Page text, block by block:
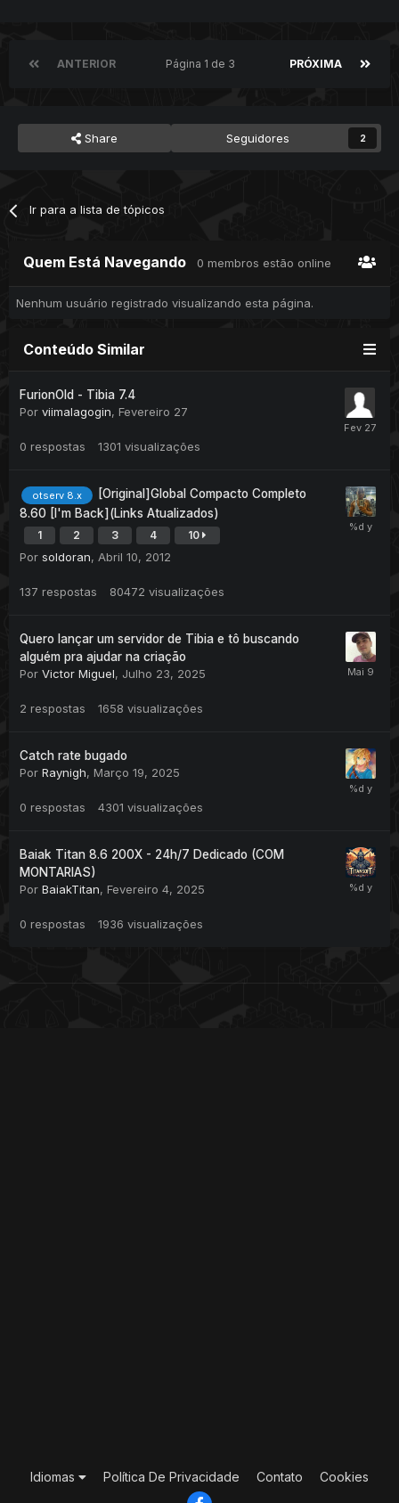
ANTERIOR PRÓXIMA
Página 1 de 3
Share Seguidores 2
Ir para a lista de tópicos
Quem Está Navegando 0 membros estão online
Nenhum usuário registrado visualizando esta página.
Conteúdo Similar
FurionOld - Tibia 7.4
Por viimalagogin, Fevereiro 27
0 respostas 1301 visualizações
otserv 8.x
[Original]Global Compacto Completo
8.60 [I'm Back](Links Atualizados)
1 2 3 4 10
Por soldoran, Abril 10, 2012
137 respostas 80472 visualizações
Quero lançar um servidor de Tibia e tô buscando
alguém pra ajudar na criação
Por Victor Miguel, Julho 23, 2025
2 respostas 1658 visualizações
Catch rate bugado
Por Raynigh, Março 19, 2025
0 respostas 4301 visualizações
Baiak Titan 8.6 200X - 24h/7 Dedicado (COM
MONTARIAS)
Por BaiakTitan, Fevereiro 4, 2025
0 respostas 1936 visualizações
Idiomas Política De Privacidade Contato Cookies